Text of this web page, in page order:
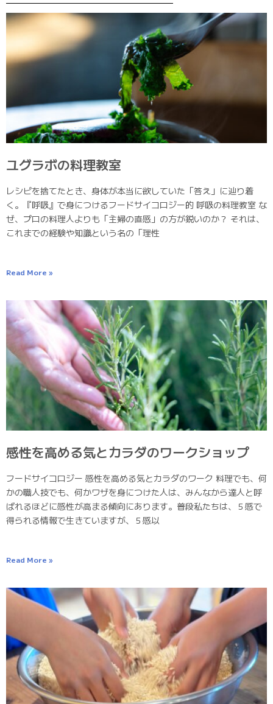
ユグラボの料理教室
レシピを捨てたとき、身体が本当に欲していた「答え」に辿り着
く。『呼吸』で身につけるフードサイコロジー的 呼吸の料理教室 な
ぜ、プロの料理人よりも「主婦の直感」の方が鋭いのか？ それは、
これまでの経験や知識という名の「理性
Read More »
感性を高める気とカラダのワークショップ
フードサイコロジー 感性を高める気とカラダのワーク 料理でも、何
かの職人技でも、何かワザを身につけた人は、みんなから達人と呼
ばれるほどに感性が高まる傾向にあります。普段私たちは、５感で
得られる情報で生きていますが、５感以
Read More »